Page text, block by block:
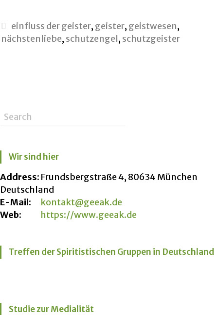
einfluss der geister, geister, geistwesen,
nächstenliebe, schutzengel, schutzgeister
Wir sind hier
Address: Frundsbergstraße 4, 80634 München
Deutschland
E-Mail:
kontakt@geeak.de
Web:
https://www.geeak.de
Treffen der Spiritistischen Gruppen in Deutschland
Studie zur Medialität